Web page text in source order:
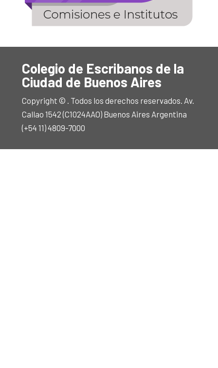
Colegio de Escribanos de la
Ciudad de Buenos Aires
Copyright © . Todos los derechos reservados. Av.
Callao 1542 (C1024AAO) Buenos Aires Argentina
(+54 11) 4809-7000